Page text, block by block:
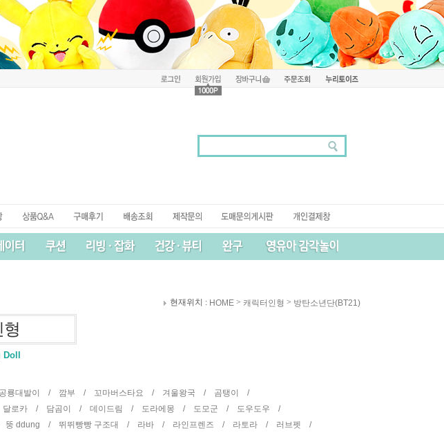
현재위치 : HOME > 캐릭터인형 > 방탄소년단(BT21)
공룡대발이 / 깜부 / 꼬마버스타요 / 겨울왕국 / 곰탱이 /
달로카 / 담곰이 / 데이드림 / 도라에몽 / 도모군 / 도우도우 /
뚱 ddung / 뛰뛰빵빵 구조대 / 라바 / 라인프렌즈 / 라토라 / 러브펫 /